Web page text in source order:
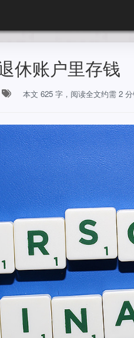
休账户里存钱
本文 625 字，阅读全文约需 2